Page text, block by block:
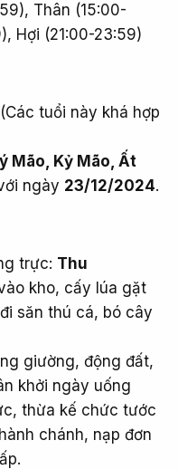
Thân (15:00-
Hợi (21:00-23:59)
(Các tuổi này khá hợp
Mão, Kỷ Mão, Ất
ngày 23/12/2024.
trực: Thu
kho, cấy lúa gặt
săn thú cá, bó cây
giường, động đất,
khởi ngày uống
thừa kế chức tước
chánh, nạp đơn